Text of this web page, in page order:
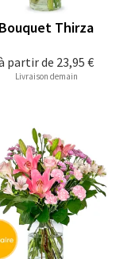
partir de 23,95 €
Bouquet Thirza
Livraison demain